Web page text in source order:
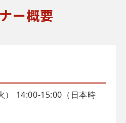
ー概要
） 14:00-15:00（日本時